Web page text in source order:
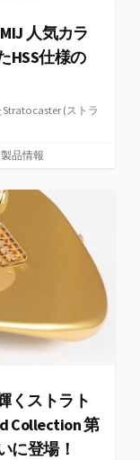
人気カラ
HSS仕様の
(ストラ
品情報
くストラト
Collection 第
に登場！